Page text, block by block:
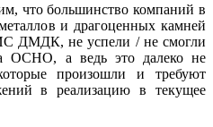
что большинство компаний в
и драгоценных камней
ДМДК, не успели / не смогли
ОСНО, а ведь это далеко не
произошли и требуют
в реализацию в текущее